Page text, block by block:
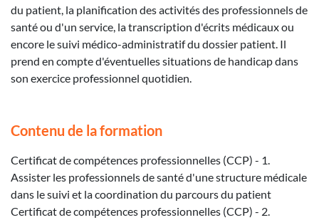
du patient, la planification des activités des professionnels de
santé ou d'un service, la transcription d'écrits médicaux ou
encore le suivi médico-administratif du dossier patient. Il
prend en compte d'éventuelles situations de handicap dans
son exercice professionnel quotidien.
Contenu de la formation
Certificat de compétences professionnelles (CCP) - 1.
Assister les professionnels de santé d'une structure médicale
dans le suivi et la coordination du parcours du patient
Certificat de compétences professionnelles (CCP) - 2.